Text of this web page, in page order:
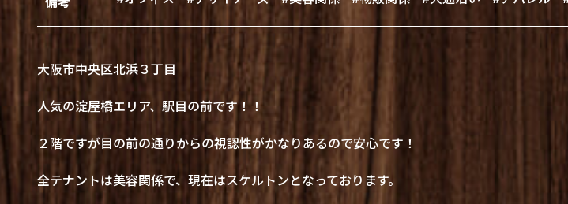
大阪市中央区北浜３丁目
人気の淀屋橋エリア、駅目の前です！！
２階ですが目の前の通りからの視認性がかなりあるので安心です！
全テナントは美容関係で、現在はスケルトンとなっております。